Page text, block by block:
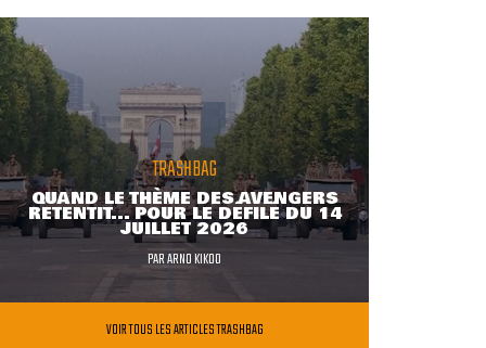
TRASHBAG
QUAND LE THÈME DES AVENGERS
RETENTIT... POUR LE DÉFILÉ DU 14
JUILLET 2026
PARARNO KIKOO
VOIR TOUS LES ARTICLES TRASHBAG